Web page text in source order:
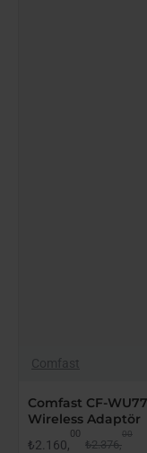
Comfast
Comfast CF-
Wireless Adaptör
₺2.160,
00
₺2.376,
00